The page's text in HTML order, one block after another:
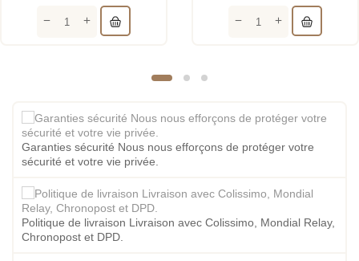
Garanties sécurité Nous nous efforçons de protéger votre
sécurité et votre vie privée.
Politique de livraison Livraison avec Colissimo, Mondial Relay,
Chronopost et DPD.